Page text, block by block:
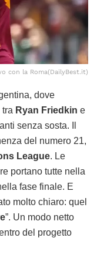
con la Roma(DailyBest.it)
dove
tra Ryan Friedkin e
senza sosta. Il
del numero 21,
League. Le
portano tutte nella
fase finale. E
molto chiaro: quel
”. Un modo netto
del progetto